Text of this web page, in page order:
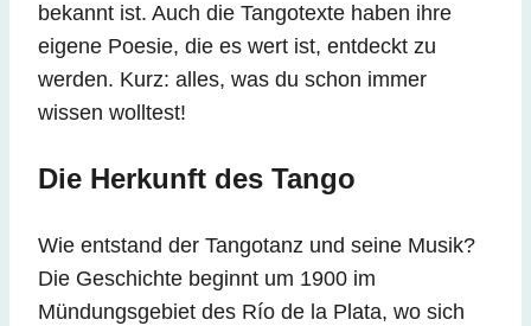
bekannt ist. Auch die Tangotexte haben ihre
eigene Poesie, die es wert ist, entdeckt zu
werden. Kurz: alles, was du schon immer
wissen wolltest!
Die Herkunft des Tango
Wie entstand der Tangotanz und seine Musik?
Die Geschichte beginnt um 1900 im
Mündungsgebiet des Río de la Plata, wo sich